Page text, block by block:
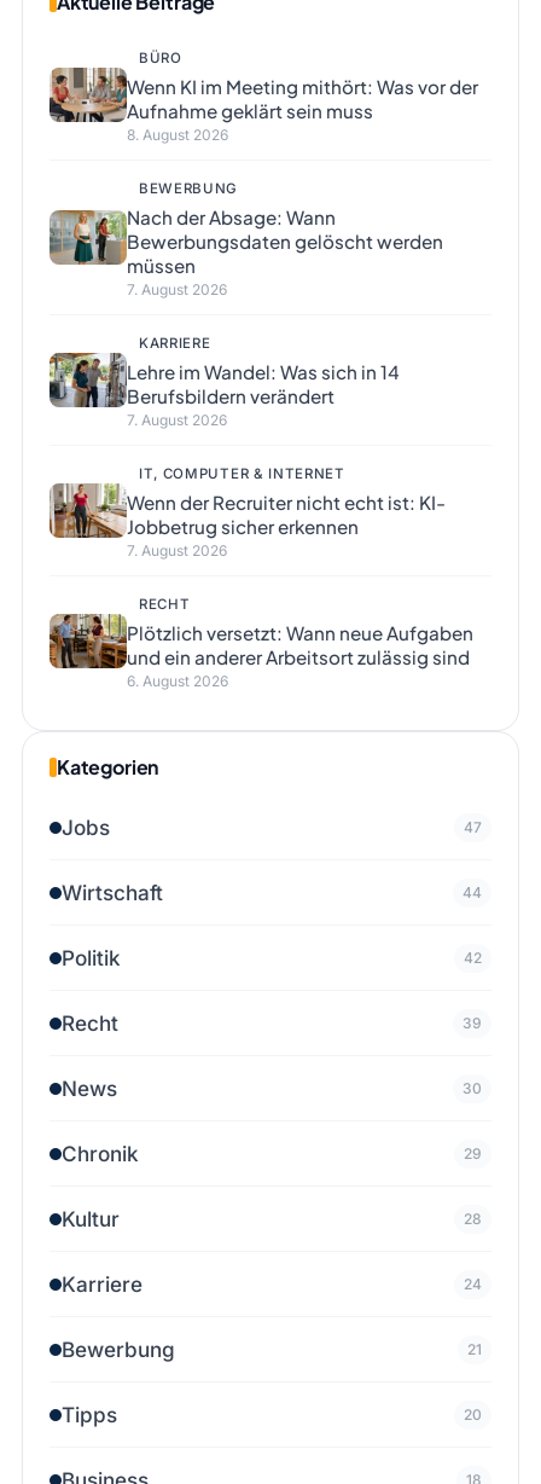
BÜRO
Wenn KI im Meeting mithört: Was vor der
Aufnahme geklärt sein muss
8. August 2026
BEWERBUNG
Nach der Absage: Wann
Bewerbungsdaten gelöscht werden
müssen
7. August 2026
KARRIERE
Lehre im Wandel: Was sich in 14
Berufsbildern verändert
7. August 2026
IT, COMPUTER & INTERNET
Wenn der Recruiter nicht echt ist: KI-
Jobbetrug sicher erkennen
7. August 2026
RECHT
Plötzlich versetzt: Wann neue Aufgaben
und ein anderer Arbeitsort zulässig sind
6. August 2026
Kategorien
Jobs 47
Wirtschaft 44
Politik 42
Recht 39
News 30
Chronik 29
Kultur 28
Karriere 24
Bewerbung 21
Tipps 20
18